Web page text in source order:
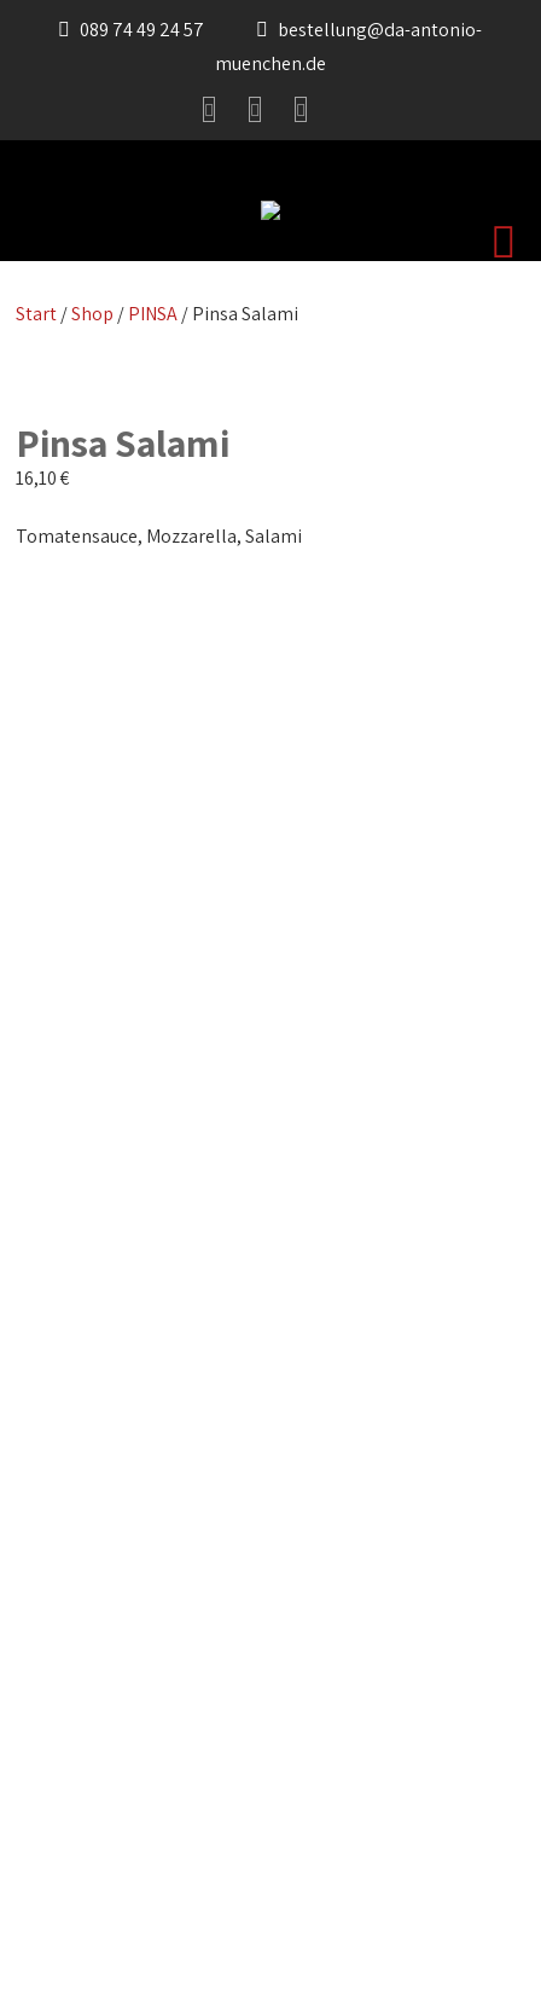
089 74 49 24 57
bestellung@da-antonio-
muenchen.de
Start/Shop /PINSA/ Pinsa Salami
Pinsa Salami
16,10€
Tomatensauce, Mozzarella, Salami